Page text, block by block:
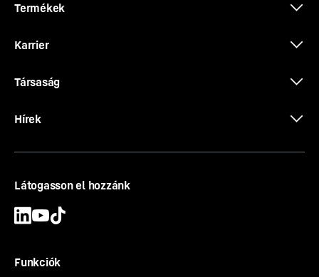
Termékek
Karrier
Társaság
Hírek
Látogasson el hozzánk
Funkciók